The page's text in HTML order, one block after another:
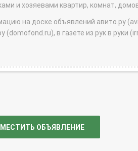
и хозяевами квартир, комнат,
на доске объявлений авито.ру
в газете из рук в руки
ОБЪЯВЛЕНИЕ